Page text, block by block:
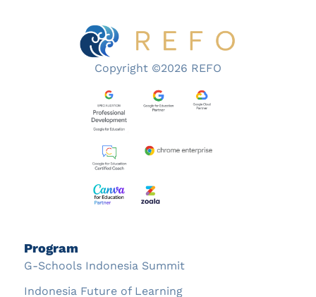
Copyright ©2026 REFO
Program
G-Schools Indonesia Summit
Indonesia Future of Learning